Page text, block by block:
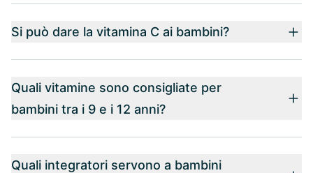
Si può dare la vitamina C ai bambini?
Quali vitamine sono consigliate per
bambini tra i 9 e i 12 anni?
Quali integratori servono a bambini